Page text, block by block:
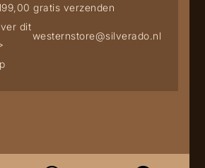
gratis verzenden
dit
westernstore@silverado.nl